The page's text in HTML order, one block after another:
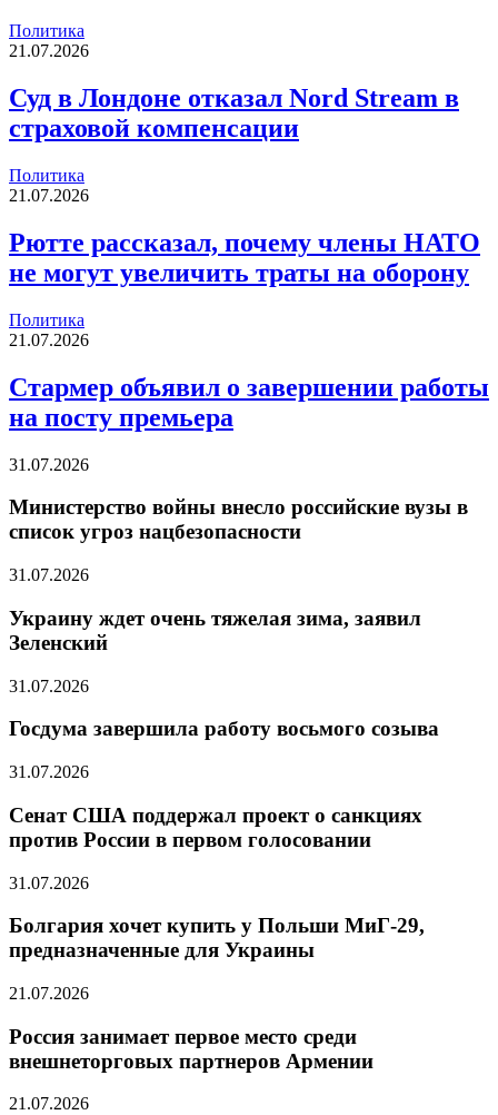
Политика
21.07.2026
Суд в Лондоне отказал Nord Stream в
страховой компенсации
Политика
21.07.2026
Рютте рассказал, почему члены НАТО
не могут увеличить траты на оборону
Политика
21.07.2026
Стармер объявил о завершении работы
на посту премьера
31.07.2026
Министерство войны внесло российские вузы в
список угроз нацбезопасности
31.07.2026
Украину ждет очень тяжелая зима, заявил
Зеленский
31.07.2026
Госдума завершила работу восьмого созыва
31.07.2026
Сенат США поддержал проект о санкциях
против России в первом голосовании
31.07.2026
Болгария хочет купить у Польши МиГ-29,
предназначенные для Украины
21.07.2026
Россия занимает первое место среди
внешнеторговых партнеров Армении
21.07.2026